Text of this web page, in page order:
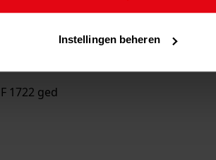
Instellingen beheren
1722 ged